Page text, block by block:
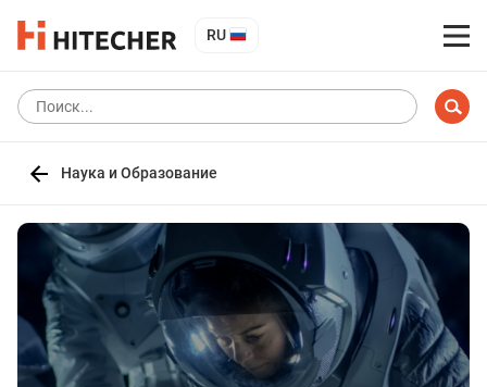
RU
Наука и Образование